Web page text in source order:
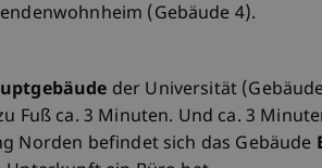
(Gebäude 4).
der Universität
Fuß ca. 3 Minuten. Und ca. 3
Norden befindet sich das Gebäude